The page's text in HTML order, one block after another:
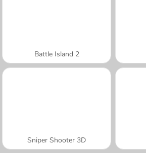
Battle Island 2
Sniper Shooter 3D